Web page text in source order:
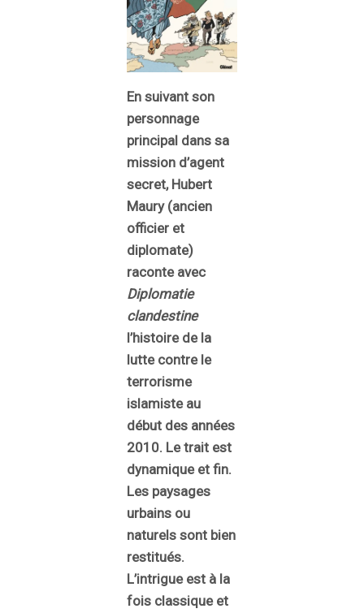
En suivant son
personnage
principal dans sa
mission d’agent
secret, Hubert
Maury (ancien
officier et
diplomate)
raconte avec
Diplomatie
clandestine
l’histoire de la
lutte contre le
terrorisme
islamiste au
début des années
2010. Le trait est
dynamique et fin.
Les paysages
urbains ou
naturels sont bien
restitués.
L’intrigue est à la
fois classique et